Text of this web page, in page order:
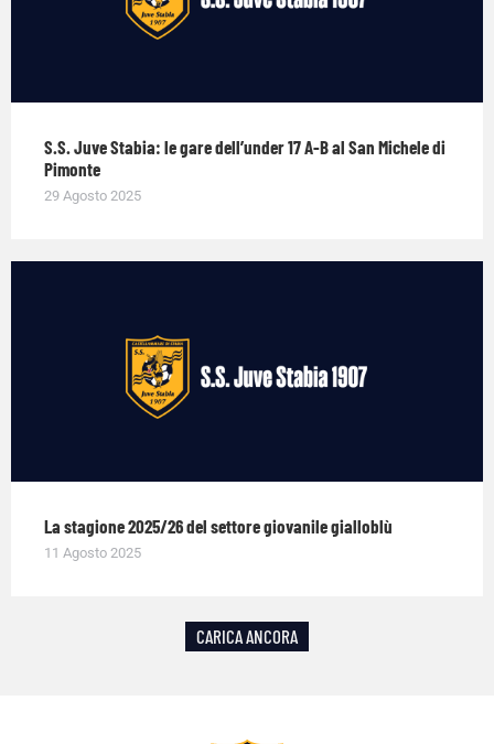
S.S. Juve Stabia: le gare dell’under 17 A-B al San Michele di
Pimonte
29 Agosto 2025
La stagione 2025/26 del settore giovanile gialloblù
11 Agosto 2025
CARICA ANCORA